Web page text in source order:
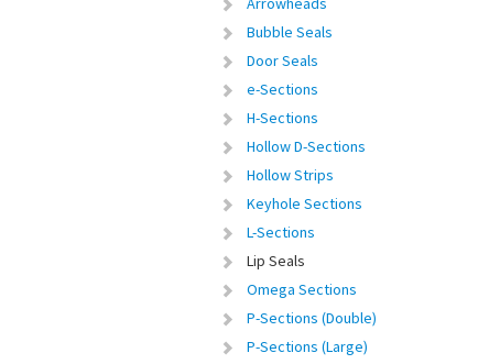
Bubble Seals
Door Seals
e-Sections
H-Sections
Hollow D-Sections
Hollow Strips
Keyhole Sections
L-Sections
Lip Seals
Omega Sections
P-Sections (Double)
P-Sections (Large)